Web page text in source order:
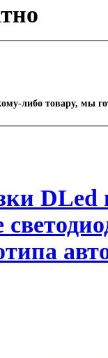
либо товару, мы
DLed